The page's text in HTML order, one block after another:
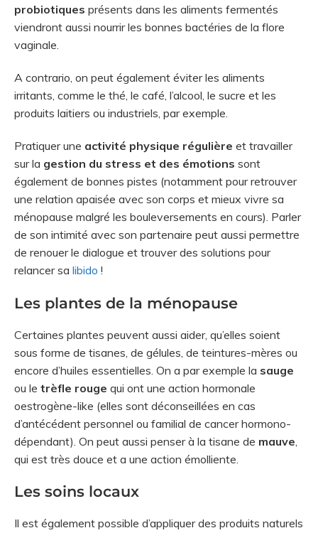
probiotiques présents dans les aliments fermentés
viendront aussi nourrir les bonnes bactéries de la flore
vaginale.
A contrario, on peut également éviter les aliments
irritants, comme le thé, le café, l’alcool, le sucre et les
produits laitiers ou industriels, par exemple.
Pratiquer une activité physique régulière et travailler
sur la gestion du stress et des émotions sont
également de bonnes pistes (notamment pour retrouver
une relation apaisée avec son corps et mieux vivre sa
ménopause malgré les bouleversements en cours). Parler
de son intimité avec son partenaire peut aussi permettre
de renouer le dialogue et trouver des solutions pour
relancer sa libido !
Les plantes de la ménopause
Certaines plantes peuvent aussi aider, qu’elles soient
sous forme de tisanes, de gélules, de teintures-mères ou
encore d’huiles essentielles. On a par exemple la sauge
ou le trèfle rouge qui ont une action hormonale
oestrogène-like (elles sont déconseillées en cas
d’antécédent personnel ou familial de cancer hormono-
dépendant). On peut aussi penser à la tisane de mauve
qui est très douce et a une action émolliente.
Les soins locaux
Il est également possible d’appliquer des produits naturels